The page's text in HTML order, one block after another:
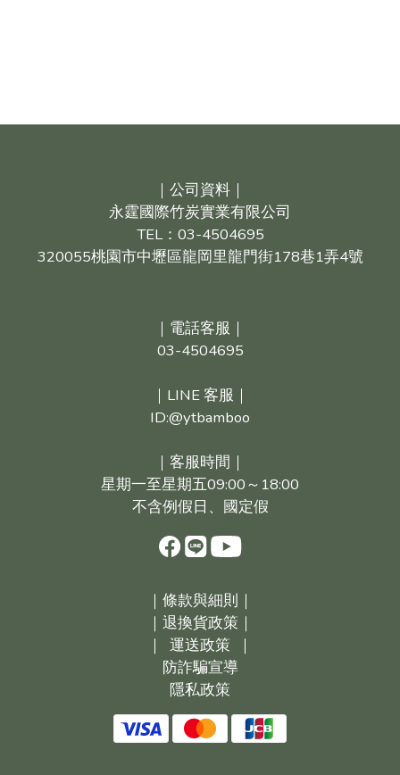
｜公司資料｜
永霆國際竹炭實業有限公司
TEL：03-4504695
320055桃園市中壢區龍岡里龍門街178巷1弄4號
｜電話客服｜
03-4504695
｜LINE 客服｜
ID:@ytbamboo
｜客服時間｜
星期一至星期五09:00～18:00
不含例假日、國定假
｜ 條款與細則｜
｜ 退換貨政策｜
｜ 運送政策 ｜
防詐騙宣導
隱私政策